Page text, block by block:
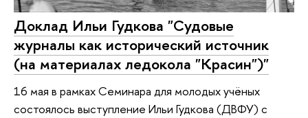
Доклад Ильи Гудкова "Судовые
журналы как исторический источник
(на материалах ледокола "Красин")"
16 мая в рамках Семинара для молодых учёных
состоялось выступление Ильи Гудкова (ДВФУ) с